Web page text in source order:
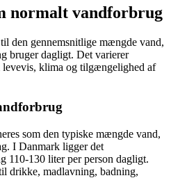
normalt vandforbrug
den gennemsnitlige mængde vand,
bruger dagligt. Det varierer
klima og tilgængelighed af
som den typiske mængde vand,
I Danmark ligger det
110-130 liter per person dagligt.
drikke, madlavning, badning,